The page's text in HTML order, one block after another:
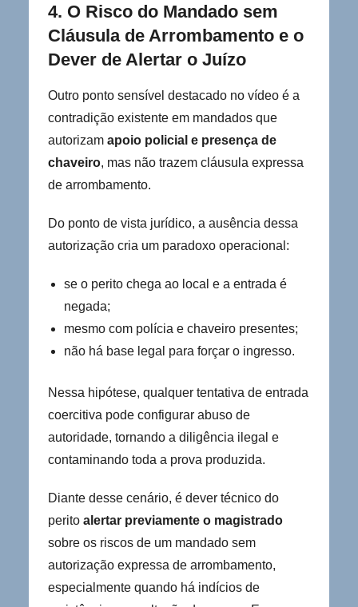
4. O Risco do Mandado sem
Cláusula de Arrombamento e o
Dever de Alertar o Juízo
Outro ponto sensível destacado no vídeo é a
contradição existente em mandados que
autorizam apoio policial e presença de
chaveiro, mas não trazem cláusula expressa
de arrombamento.
Do ponto de vista jurídico, a ausência dessa
autorização cria um paradoxo operacional:
se o perito chega ao local e a entrada é
negada;
mesmo com polícia e chaveiro presentes;
não há base legal para forçar o ingresso.
Nessa hipótese, qualquer tentativa de entrada
coercitiva pode configurar abuso de
autoridade, tornando a diligência ilegal e
contaminando toda a prova produzida.
Diante desse cenário, é dever técnico do
perito alertar previamente o magistrado
sobre os riscos de um mandado sem
autorização expressa de arrombamento,
especialmente quando há indícios de